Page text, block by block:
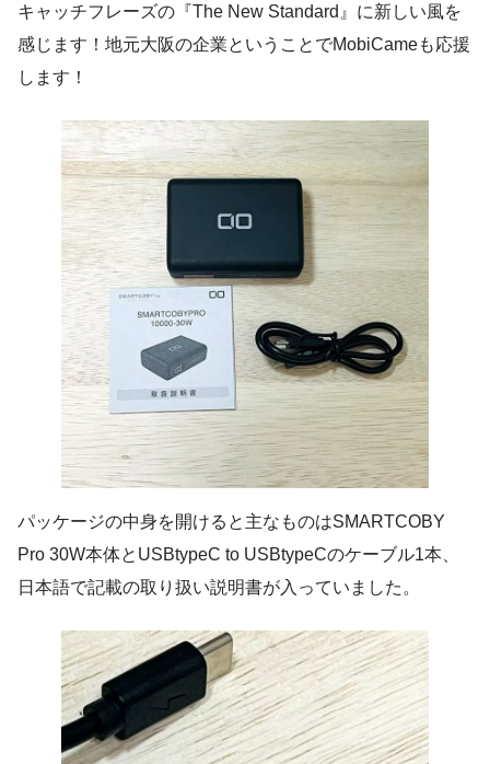
キャッチフレーズの『The New Standard』に新しい風を
感じます！地元大阪の企業ということでMobiCameも応援
します！
パッケージの中身を開けると主なものはSMARTCOBY
Pro 30W本体とUSBtypeC to USBtypeCのケーブル1本、
日本語で記載の取り扱い説明書が入っていました。